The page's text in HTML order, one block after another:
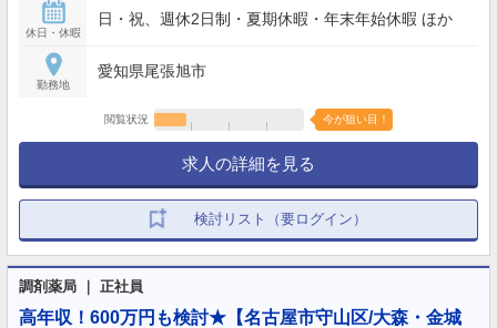
休日・休暇
日・祝、週休2日制・夏期休暇・年末年始休暇 ほか
勤務地
愛知県尾張旭市
閲覧状況 今が狙い目！
求人の詳細を見る
検討リスト（要ログイン）
調剤薬局 ｜ 正社員
高年収！600万円も検討★【名古屋市守山区/大森・金城